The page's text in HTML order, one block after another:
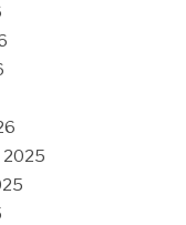
2025